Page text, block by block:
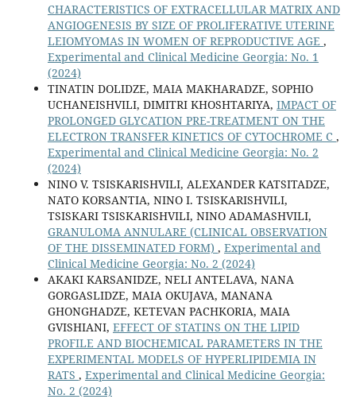
CHARACTERISTICS OF EXTRACELLULAR MATRIX AND
ANGIOGENESIS BY SIZE OF PROLIFERATIVE UTERINE
LEIOMYOMAS IN WOMEN OF REPRODUCTIVE AGE ,
Experimental and Clinical Medicine Georgia: No. 1
(2024)
TINATIN DOLIDZE, MAIA MAKHARADZE, SOPHIO
UCHANEISHVILI, DIMITRI KHOSHTARIYA, IMPACT OF
PROLONGED GLYCATION PRE-TREATMENT ON THE
ELECTRON TRANSFER KINETICS OF CYTOCHROME C ,
Experimental and Clinical Medicine Georgia: No. 2
(2024)
NINO V. TSISKARISHVILI, ALEXANDER KATSITADZE,
NATO KORSANTIA, NINO I. TSISKARISHVILI,
TSISKARI TSISKARISHVILI, NINO ADAMASHVILI,
GRANULOMA ANNULARE (CLINICAL OBSERVATION
OF THE DISSEMINATED FORM) , Experimental and
Clinical Medicine Georgia: No. 2 (2024)
AKAKI KARSANIDZE, NELI ANTELAVA, NANA
GORGASLIDZE, MAIA OKUJAVA, MANANA
GHONGHADZE, KETEVAN PACHKORIA, MAIA
GVISHIANI, EFFECT OF STATINS ON THE LIPID
PROFILE AND BIOCHEMICAL PARAMETERS IN THE
EXPERIMENTAL MODELS OF HYPERLIPIDEMIA IN
RATS , Experimental and Clinical Medicine Georgia:
No. 2 (2024)